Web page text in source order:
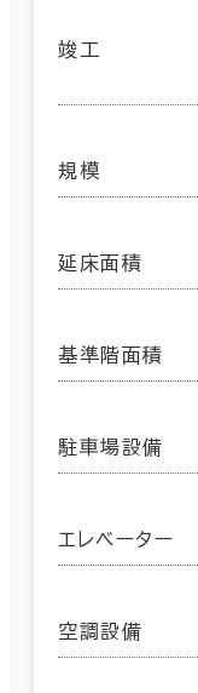
竣工
規模
延床面積
基準階面積
駐車場設備
エレベーター
空調設備